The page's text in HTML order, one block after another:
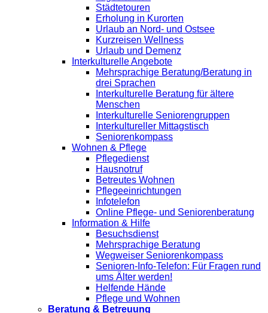
Städtetouren
Erholung in Kurorten
Urlaub an Nord- und Ostsee
Kurzreisen Wellness
Urlaub und Demenz
Interkulturelle Angebote
Mehrsprachige Beratung/Beratung in
drei Sprachen
Interkulturelle Beratung für ältere
Menschen
Interkulturelle Seniorengruppen
Interkultureller Mittagstisch
Seniorenkompass
Wohnen & Pflege
Pflegedienst
Hausnotruf
Betreutes Wohnen
Pflegeeinrichtungen
Infotelefon
Online Pflege- und Seniorenberatung
Information & Hilfe
Besuchsdienst
Mehrsprachige Beratung
Wegweiser Seniorenkompass
Senioren-Info-Telefon: Für Fragen rund
ums Älter werden!
Helfende Hände
Pflege und Wohnen
Beratung & Betreuung